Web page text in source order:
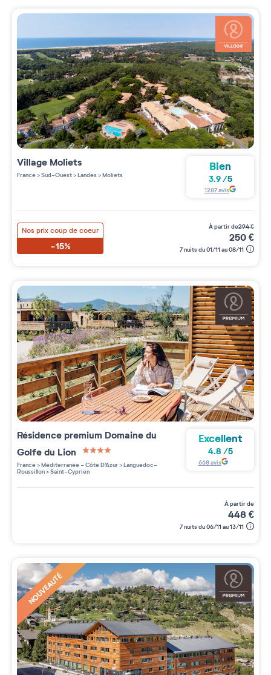
Village Moliets
France>Sud-Ouest>Landes>Moliets
Bien
3.9/5
1287avis
Nos prix coup de coeur
-15%
à partir de294€
250€
7 nuits du 01/11 au 08/11
Résidence premium Domaine du
Golfe du Lion
4 étoiles sur 5
France>Méditerranée - Côte D'Azur>Languedoc-
Roussillon>Saint-Cyprien
Excellent
4.8 /5
668avis
à partir de
448€
7 nuits du 06/11 au 13/11
NOUVEAUTÉ